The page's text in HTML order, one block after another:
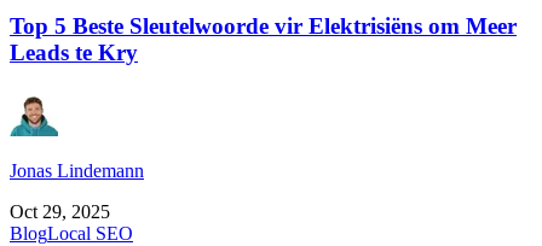
Top 5 Beste Sleutelwoorde vir Elektrisiëns om Meer
Leads te Kry
Jonas Lindemann
Oct 29, 2025
BlogLocal SEO